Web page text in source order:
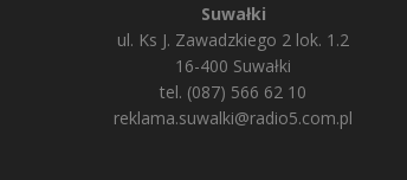
Suwałki
ul. Ks J. Zawadzkiego 2 lok. 1.2
16-400 Suwałki
tel. (087) 566 62 10
reklama.suwalki@radio5.com.pl